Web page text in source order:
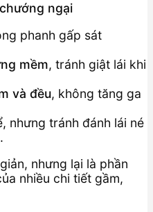
ngại
phanh gấp sát
mềm, tránh giật lái khi
và đều, không tăng ga
nhưng tránh đánh lái né
nhưng lại là phần
nhiều chi tiết gầm,